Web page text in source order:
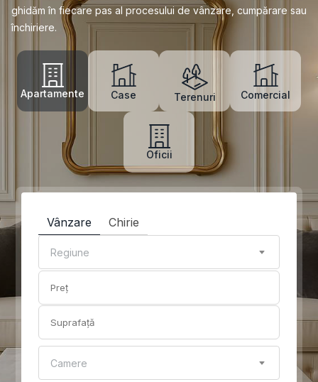
ghidăm în fiecare pas al procesului de vânzare, cumpărare sau
închiriere.
Apartamente Case Terenuri Comercial
Oficii
Vânzare Chirie
Regiune
Camere